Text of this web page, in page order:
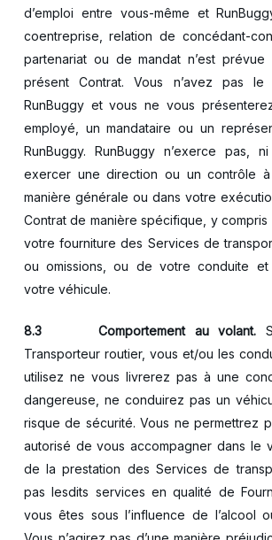
d’emploi entre vous-même et
coentreprise, relation de concédant-
partenariat ou de mandat n’est
présent Contrat. Vous n’avez pas
RunBuggy et vous ne vous
employé, un mandataire ou un
RunBuggy. RunBuggy n’exerce pas,
exercer une direction ou un contrôle
manière générale ou dans votre
Contrat de manière spécifique, y
votre fourniture des Services de
ou omissions, ou de votre conduite et
votre véhicule.
8.3 Comportement au volant.
Transporteur routier, vous et/ou les
utilisez ne vous livrerez pas à une
dangereuse, ne conduirez pas un
risque de sécurité. Vous ne permettrez
autorisé de vous accompagner dans le
de la prestation des Services de
pas lesdits services en qualité de
vous êtes sous l’influence de l’alcool